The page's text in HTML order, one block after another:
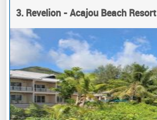
3. Revelion - Acajou Beach Resort